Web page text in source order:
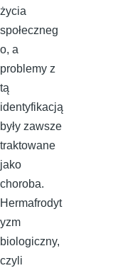
życia
społeczneg
o, a
problemy z
tą
identyfikacją
były zawsze
traktowane
jako
choroba.
Hermafrodyt
yzm
biologiczny,
czyli